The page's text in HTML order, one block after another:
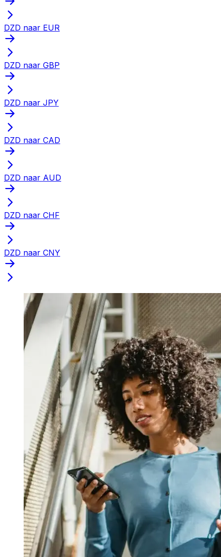
DZD naar EUR
DZD naar GBP
DZD naar JPY
DZD naar CAD
DZD naar AUD
DZD naar CHF
DZD naar CNY